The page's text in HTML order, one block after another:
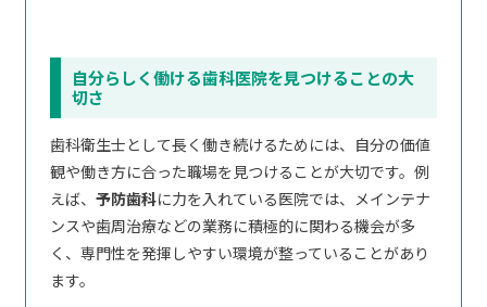
自分らしく働ける歯科医院を見つけることの大
切さ
歯科衛生士として長く働き続けるためには、自分の価値
観や働き方に合った職場を見つけることが大切です。例
えば、予防歯科に力を入れている医院では、メインテナ
ンスや歯周治療などの業務に積極的に関わる機会が多
く、専門性を発揮しやすい環境が整っていることがあり
ます。